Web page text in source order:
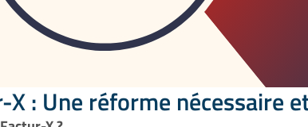
X : Une réforme nécessaire